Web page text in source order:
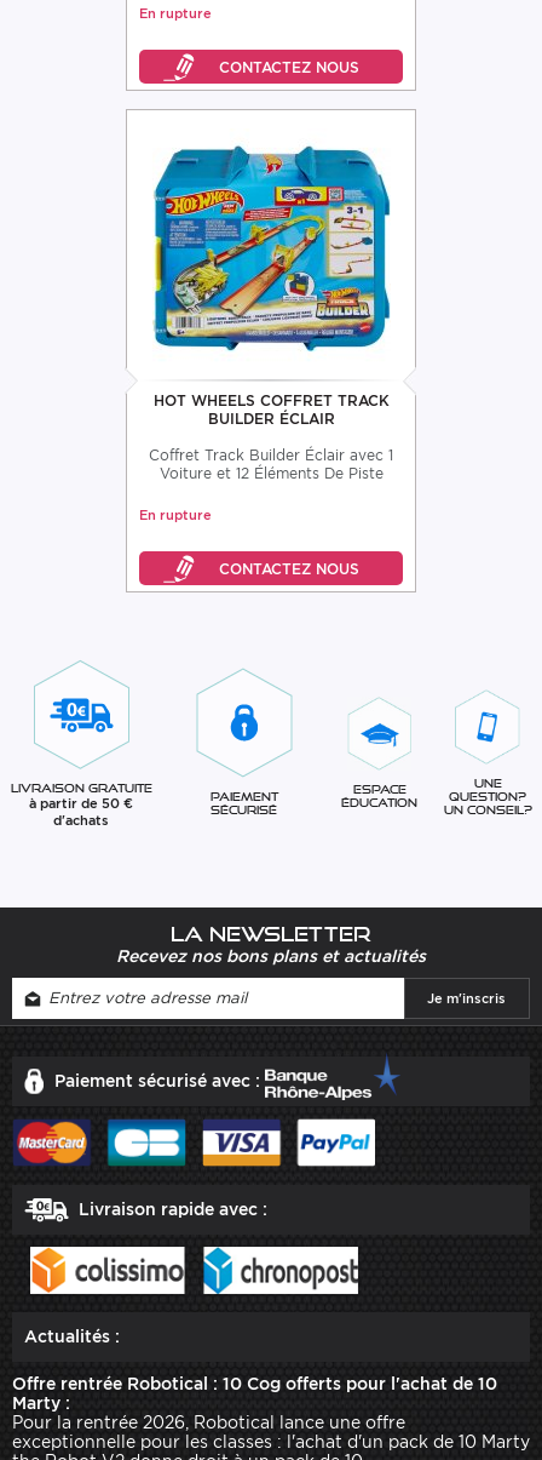
En rupture
HOT WHEELS COFFRET TRACK
BUILDER ÉCLAIR
Coffret Track Builder Éclair avec 1
Voiture et 12 Éléments De Piste
En rupture
Livraison gratuite
à partir de 50 €
d'achats
Paiement
sécurisé
Espace
éducation
Une
question?
Un conseil?
La newsletter
Recevez nos bons plans et actualités
Paiement sécurisé avec :
Livraison rapide avec :
Actualités :
Offre rentrée Robotical : 10 Cog offerts pour l'achat de 10
Marty :
Pour la rentrée 2026, Robotical lance une offre
exceptionnelle pour les classes : l'achat d'un pack de 10 Marty